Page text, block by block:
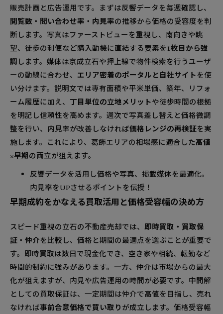
販売計画と広告運用です。まずは反響データを毎週確認し、
閲覧数・問い合わせ率・内見率の推移から価格の受容度を判
断します。写真はファーストビューを重視し、南向きや眺
望、徒歩の利便など購入動機に直結する要素を1枚目から強
調 します。媒体は京成立石や押上線で物件検索を行うユーザ
ーの動線に合わせ、 エリア密着のポータルと自社サイトを使
い分けます。説明文では専有面積や平米単価、築年、リフォ
ーム履歴に加え、 丁目単位の立地メリットや徒歩時間の根拠
を明記し信頼性を高めます。週次で写真差し替えと価格微調
整を行い、内見率が改善しなければ価格レンジの再検証を実
施します。これにより、葛飾エリアの相場感に適合した高値
×早期の両立が狙えます。
反響データを活用し価格や写真、掲載媒体を最適化。
内見率をUPさせるポイントを伝授！
早期成約をかなえる買取活用と価格受容幅の決め方
スピード重視の立石の不動産売却では、 即時買取・買取保
証・仲介を比較し、価格と期間の最適点を選ぶことが重要で
す。即時買取は数日で現金化でき、空き家や相続、転勤など
時間的制約に強みがあります。一方、仲介は市場からの最大
化が狙えますが、内見や広告運用の時間が必要です。中間解
としての買取保証は、一定期間は仲介で高値を目指し、売れ
なければ事前合意価格で買い取り が成立します。価格受容幅